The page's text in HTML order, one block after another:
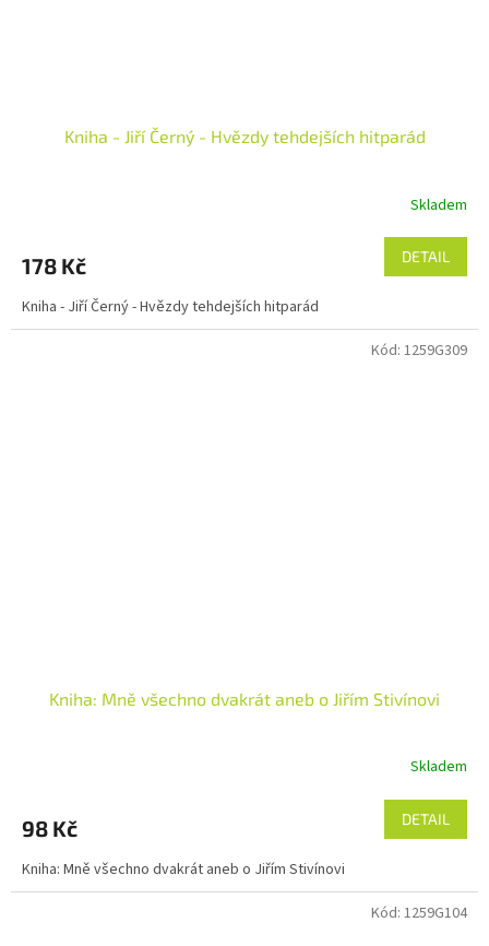
Kniha - Jiří Černý - Hvězdy tehdejších hitparád
Skladem
178 Kč DETAIL
Kniha - Jiří Černý - Hvězdy tehdejších hitparád
Kniha: Mně všechno dvakrát aneb o Jiřím Stivínovi
Skladem
98 Kč DETAIL
Kniha: Mně všechno dvakrát aneb o Jiřím Stivínovi
Kód: 1259G309
Kód: 1259G104